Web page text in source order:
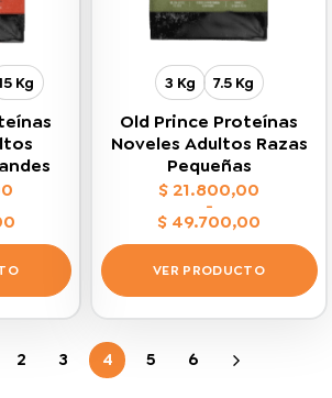
la
página
de
producto
Kg 3 Kg 7.5 Kg
Old Prince Proteínas
Noveles Adultos Razas
Pequeñas
$ 21.800,00
-
$ 49.700,00
Rango
de
precios:
desde
$ 21.800,00
$ 49.700,00
VER PRODUCTO
tiene
2 3 4 5 6